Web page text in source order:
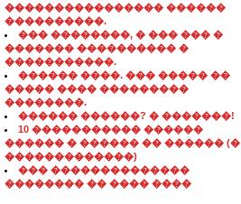
���������������� ������
����������.
��� ��������, � ��� ��� �
������� ���������� �
�����������.
������ ����. ��� ����� ��
����� ���� ���������
��������.
������ ������? � �������!
10 ����������� ������
������ � ������ �� ������ (�
�������������)
��� ��������������
�������� �� ���� ����